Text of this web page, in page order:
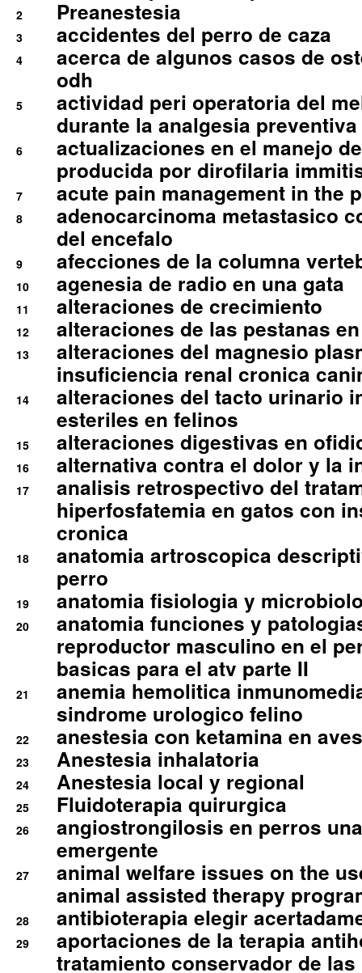
2 Preanestesia
3 accidentes del perro de caza
4
acerca de algunos casos de
odh
5
actividad peri operatoria del
durante la analgesia
6
actualizaciones en el manejo
producida por dirofilaria
7 acute pain management in the
8
adenocarcinoma metastasico
del encefalo
9 afecciones de la columna
10 agenesia de radio en una gata
11 alteraciones de crecimiento
12 alteraciones de las pestanas
13
alteraciones del magnesio
insuficiencia renal cronica
14
alteraciones del tacto urinario
esteriles en felinos
15 alteraciones digestivas en
16 alternativa contra el dolor y la
17
analisis retrospectivo del
hiperfosfatemia en gatos con
cronica
18
anatomia artroscopica
perro
19 anatomia fisiologia y
20
anatomia funciones y
reproductor masculino en el
basicas para el atv parte II
21
anemia hemolitica
sindrome urologico felino
22 anestesia con ketamina en
23 Anestesia inhalatoria
24 Anestesia local y regional
25 Fluidoterapia quirurgica
26
angiostrongilosis en perros
emergente
27
animal welfare issues on the
animal assisted therapy
28 antibioterapia elegir
29
aportaciones de la terapia
tratamiento conservador de